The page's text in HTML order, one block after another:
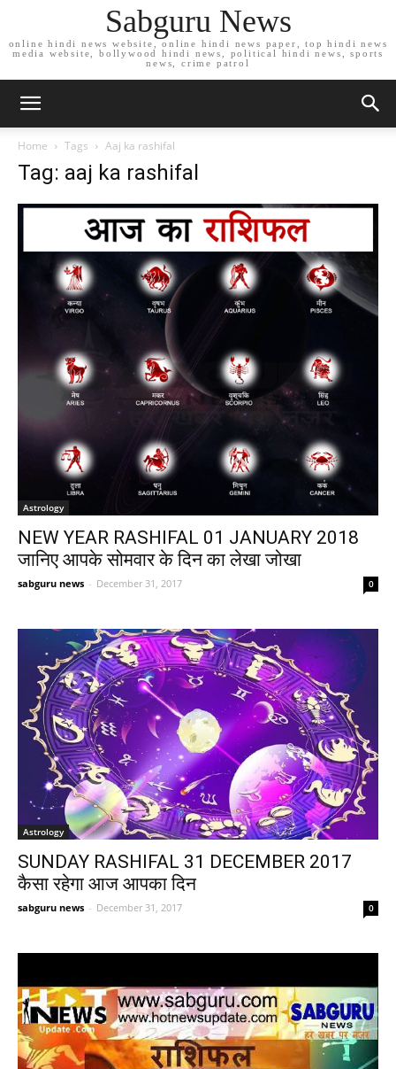
Sabguru News
online hindi news website, online hindi news paper, top hindi news
media website, bollywood hindi news, political hindi news, sports
news, crime patrol
Home Tags Aaj ka rashifal
Tag: aaj ka rashifal
Astrology
NEW YEAR RASHIFAL 01 JANUARY 2018
जानिए आपके सोमवार के दिन का लेखा जोखा
sabguru news - December 31, 2017 0
Astrology
SUNDAY RASHIFAL 31 DECEMBER 2017
कैसा रहेगा आज आपका दिन
sabguru news - December 31, 2017 0